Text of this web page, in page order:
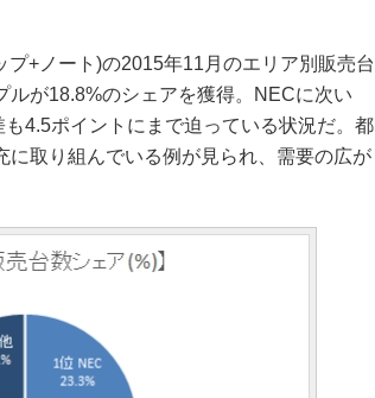
+ノート)の2015年11月のエリア別販売台
が18.8%のシェアを獲得。NECに次い
4.5ポイントにまで迫っている状況だ。都
取り組んでいる例が見られ、需要の広が